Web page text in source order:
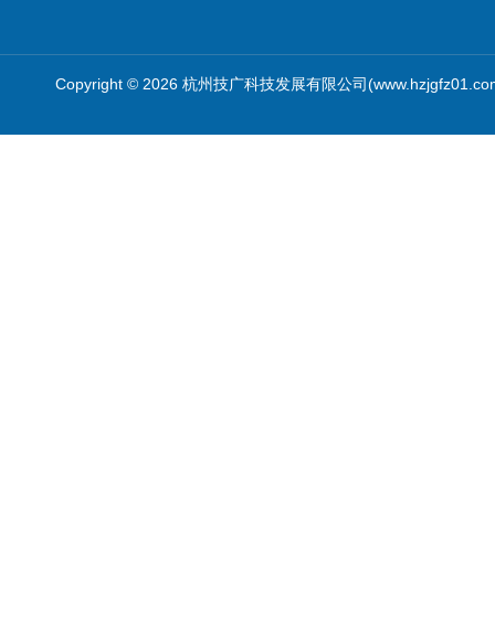
Copyright © 2026 杭州技广科技发展有限公司